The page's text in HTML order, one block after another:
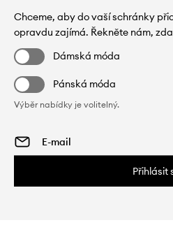
Chceme, aby do vaší schránky
opravdu zajímá. Řekněte nám,
Dámská móda
Pánská móda
Výběr nabídky je volitelný.
Přihlásit